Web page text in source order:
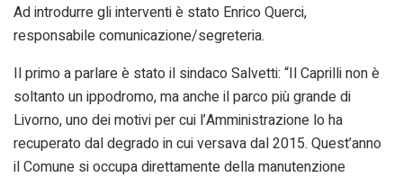
Ad introdurre gli interventi è stato Enrico Querci,
responsabile comunicazione/segreteria.
Il primo a parlare è stato il sindaco Salvetti: “Il Caprilli non è
soltanto un ippodromo, ma anche il parco più grande di
Livorno, uno dei motivi per cui l’Amministrazione lo ha
recuperato dal degrado in cui versava dal 2015. Quest’anno
il Comune si occupa direttamente della manutenzione